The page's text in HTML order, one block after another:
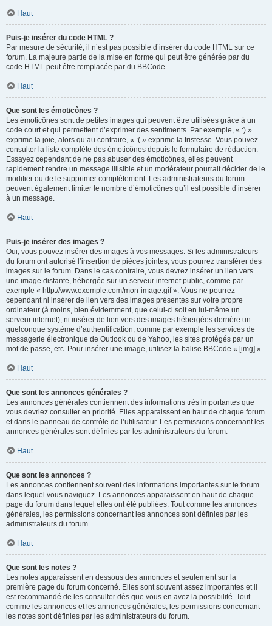
Haut
Puis-je insérer du code HTML ?
Par mesure de sécurité, il n’est pas possible d’insérer du code HTML sur ce
forum. La majeure partie de la mise en forme qui peut être générée par du
code HTML peut être remplacée par du BBCode.
Haut
Que sont les émoticônes ?
Les émoticônes sont de petites images qui peuvent être utilisées grâce à un
code court et qui permettent d’exprimer des sentiments. Par exemple, « :) »
exprime la joie, alors qu’au contraire, « :( » exprime la tristesse. Vous pouvez
consulter la liste complète des émoticônes depuis le formulaire de rédaction.
Essayez cependant de ne pas abuser des émoticônes, elles peuvent
rapidement rendre un message illisible et un modérateur pourrait décider de le
modifier ou de le supprimer complètement. Les administrateurs du forum
peuvent également limiter le nombre d’émoticônes qu’il est possible d’insérer
à un message.
Haut
Puis-je insérer des images ?
Oui, vous pouvez insérer des images à vos messages. Si les administrateurs
du forum ont autorisé l’insertion de pièces jointes, vous pourrez transférer des
images sur le forum. Dans le cas contraire, vous devrez insérer un lien vers
une image distante, hébergée sur un serveur internet public, comme par
exemple « http://www.exemple.com/mon-image.gif ». Vous ne pourrez
cependant ni insérer de lien vers des images présentes sur votre propre
ordinateur (à moins, bien évidemment, que celui-ci soit en lui-même un
serveur internet), ni insérer de lien vers des images hébergées derrière un
quelconque système d’authentification, comme par exemple les services de
messagerie électronique de Outlook ou de Yahoo, les sites protégés par un
mot de passe, etc. Pour insérer une image, utilisez la balise BBCode « [img] ».
Haut
Que sont les annonces générales ?
Les annonces générales contiennent des informations très importantes que
vous devriez consulter en priorité. Elles apparaissent en haut de chaque forum
et dans le panneau de contrôle de l’utilisateur. Les permissions concernant les
annonces générales sont définies par les administrateurs du forum.
Haut
Que sont les annonces ?
Les annonces contiennent souvent des informations importantes sur le forum
dans lequel vous naviguez. Les annonces apparaissent en haut de chaque
page du forum dans lequel elles ont été publiées. Tout comme les annonces
générales, les permissions concernant les annonces sont définies par les
administrateurs du forum.
Haut
Que sont les notes ?
Les notes apparaissent en dessous des annonces et seulement sur la
première page du forum concerné. Elles sont souvent assez importantes et il
est recommandé de les consulter dès que vous en avez la possibilité. Tout
comme les annonces et les annonces générales, les permissions concernant
les notes sont définies par les administrateurs du forum.